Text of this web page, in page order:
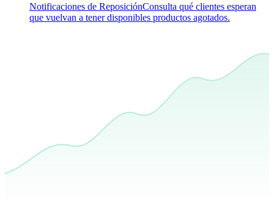
Notificaciones de ReposiciónConsulta qué clientes esperan
que vuelvan a tener disponibles productos agotados.